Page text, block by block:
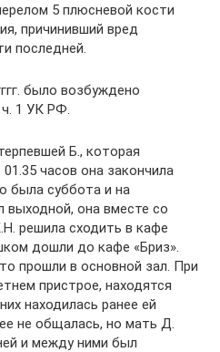
5 плюсневой кости
причинивший вред
последней.
было возбуждено
1 УК РФ.
Б., которая
часов она закончила
была суббота и на
она вместе со
решила сходить в кафе
дошли до кафе «Бриз».
прошли в основной зал. При
пристрое, находятся
находилась ранее ей
не общалась, но мать Д.
и между ними был